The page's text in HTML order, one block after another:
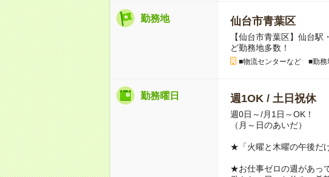
勤務地 仙台市青葉区
【仙台市青葉区】仙台
ど勤務地多数！
■物流センターなど ■勤務
勤務曜日 週1OK / 土日祝休
週0日～/月1日～OK！
（月～日のあいだ）
★「火曜と木曜の午後だ
★お仕事ゼロの週があっ